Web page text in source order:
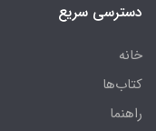
دسترسی سریع
خانه
کتاب‌ها
راهنما